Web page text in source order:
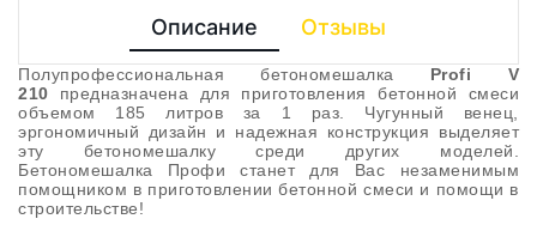
Описание Отзывы
Полупрофессиональная бетономешалка Profi V
210 предназначена для приготовления бетонной смеси
объемом 185 литров за 1 раз. Чугунный венец,
эргономичный дизайн и надежная конструкция выделяет
эту бетономешалку среди других моделей.
Бетономешалка Профи станет для Вас незаменимым
помощником в приготовлении бетонной смеси и помощи в
строительстве!